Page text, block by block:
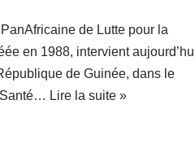
PanAfricaine de Lutte pour la
en 1988, intervient
de Guinée, dans le
Lire la suite »